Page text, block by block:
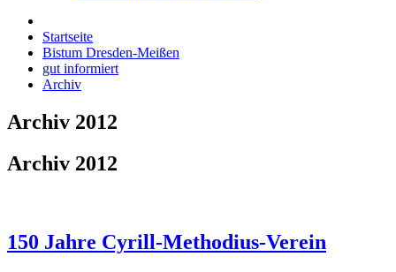
Startseite
Bistum Dresden-Meißen
gut informiert
Archiv
Archiv 2012
Archiv 2012
150 Jahre Cyrill-Methodius-Verein